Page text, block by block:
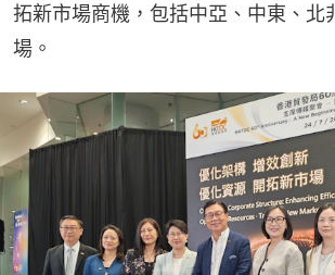
拓新市場商機，包括中亞、中東、北
場。